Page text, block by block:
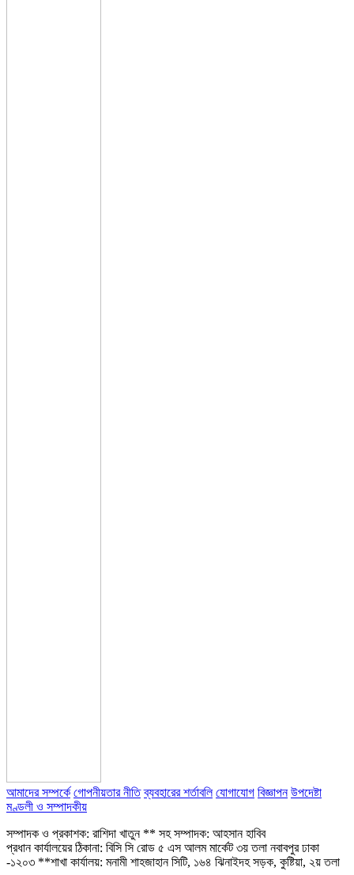
আমাদের সম্পর্কে গোপনীয়তার নীতি ব্যবহারের শর্তাবলি যোগাযোগ বিজ্ঞাপন উপদেষ্টা
মণ্ডলী ও সম্পাদকীয়
সম্পাদক ও প্রকাশক: রাশিদা খাতুন ** সহ সম্পাদক: আহসান হাবিব
প্রধান কার্যালয়ের ঠিকানা: বিসি সি রোড ৫ এস আলম মার্কেট ৩য় তলা নবাবপুর ঢাকা
-১২০৩ **শাখা কার্যালয়: মনামী শাহজাহান সিটি, ১৬৪ ঝিনাইদহ সড়ক, কুষ্টিয়া, ২য় তলা